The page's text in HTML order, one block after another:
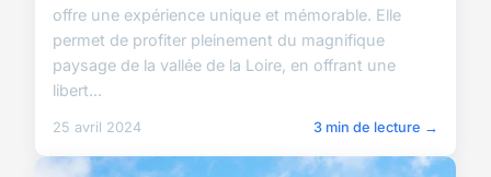
offre une expérience unique et mémorable. Elle
permet de profiter pleinement du magnifique
paysage de la vallée de la Loire, en offrant une
libert...
25 avril 2024 3 min de lecture →